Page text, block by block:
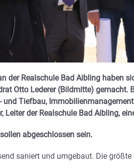
der Realschule Bad Aibling haben
Otto Lederer (Bildmitte) gemacht.
und Tiefbau,
Leiter der Realschule Bad Aibling,
abgeschlossen sein.
saniert und umgebaut. Die